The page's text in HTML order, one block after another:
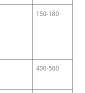
150-180
400-500